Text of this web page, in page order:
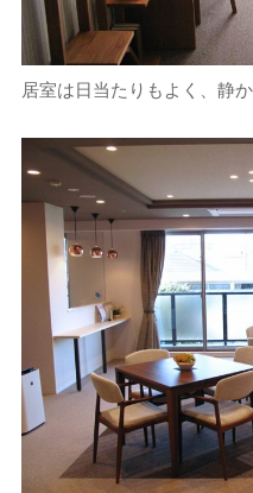
居室は日当たりもよく、静